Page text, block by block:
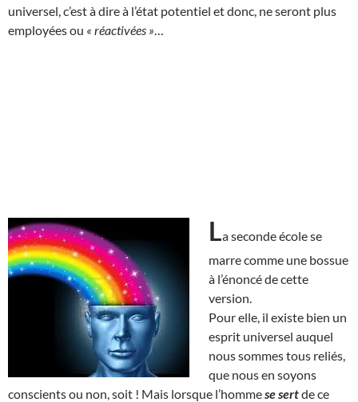
universel, c’est à dire à l’état potentiel et donc, ne seront plus
employées ou « réactivées »
La seconde école se
marre comme une bossue
à l’énoncé de cette
version.
Pour elle, il existe bien un
esprit universel auquel
nous sommes tous reliés,
que nous en soyons
conscients ou non, soit ! Mais lorsque l’hommese sertde ce